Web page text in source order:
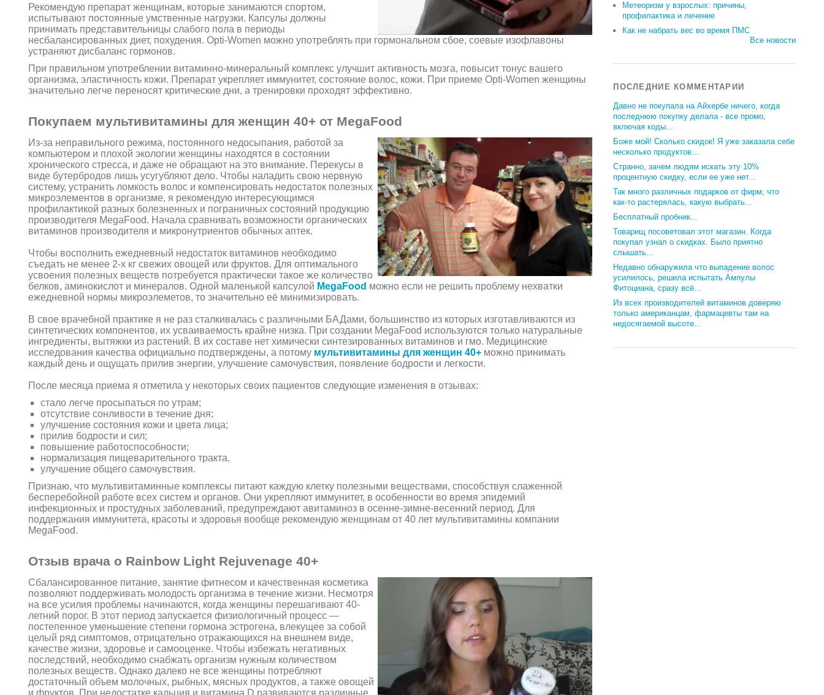
Рекомендую препарат женщинам, которые занимаются спортом,
испытывают постоянные умственные нагрузки. Капсулы должны
принимать представительницы слабого пола в периоды
несбалансированных диет, похудения. Opti-Women можно употреблять при гормональном сбое, соевые изофлавоны
устраняют дисбаланс гормонов.
При правильном употреблении витаминно-минеральный комплекс улучшит активность мозга, повысит тонус вашего
организма, эластичность кожи. Препарат укрепляет иммунитет, состояние волос, кожи. При приеме Opti-Women женщины
значительно легче переносят критические дни, а тренировки проходят эффективно.
Покупаем мультивитамины для женщин 40+ от MegaFood
Из-за неправильного режима, постоянного недосыпания, работой за
компьютером и плохой экологии женщины находятся в состоянии
хронического стресса, и даже не обращают на это внимание. Перекусы в
виде бутербродов лишь усугубляют дело. Чтобы наладить свою нервную
систему, устранить ломкость волос и компенсировать недостаток полезных
микроэлементов в организме, я рекомендую интересующимся
профилактикой разных болезненных и пограничных состояний продукцию
производителя MegaFood. Начала сравнивать возможности органических
витаминов производителя и микронутриентов обычных аптек.
Чтобы восполнить ежедневный недостаток витаминов необходимо
съедать не менее 2-х кг свежих овощей или фруктов. Для оптимального
усвоения полезных веществ потребуется практически такое же количество
белков, аминокислот и минералов. Одной маленькой капсулой MegaFood можно если не решить проблему нехватки
ежедневной нормы микроэлеметов, то значительно её минимизировать.
В свое врачебной практике я не раз сталкивалась с различными БАДами, большинство из которых изготавливаются из
синтетических компонентов, их усваиваемость крайне низка. При создании MegaFood используются только натуральные
ингредиенты, вытяжки из растений. В их составе нет химически синтезированных витаминов и гмо. Медицинские
исследования качества официально подтверждены, а потому мультивитамины для женщин 40+ можно принимать
каждый день и ощущать прилив энергии, улучшение самочувствия, появление бодрости и легкости.
После месяца приема я отметила у некоторых своих пациентов следующие изменения в отзывах:
стало легче просыпаться по утрам;
отсутствие сонливости в течение дня;
улучшение состояния кожи и цвета лица;
прилив бодрости и сил;
повышение работоспособности;
нормализация пищеварительного тракта.
улучшение общего самочувствия.
Признаю, что мультивитаминные комплексы питают каждую клетку полезными веществами, способствуя слаженной
бесперебойной работе всех систем и органов. Они укрепляют иммунитет, в особенности во время эпидемий
инфекционных и простудных заболеваний, предупреждают авитаминоз в осенне-зимне-весенний период. Для
поддержания иммунитета, красоты и здоровья вообще рекомендую женщинам от 40 лет мультивитамины компании
MegaFood.
Отзыв врача о Rainbow Light Rejuvenage 40+
Сбалансированное питание, занятие фитнесом и качественная косметика
позволяют поддерживать молодость организма в течение жизни. Несмотря
на все усилия проблемы начинаются, когда женщины перешагивают 40-
летний порог. В этот период запускается физиологичный процесс —
постепенное уменьшение степени гормона эстрогена, влекущее за собой
целый ряд симптомов, отрицательно отражающихся на внешнем виде,
качестве жизни, здоровье и самооценке. Чтобы избежать негативных
последствий, необходимо снабжать организм нужным количеством
полезных веществ. Однако далеко не все женщины потребляют
достаточный объем молочных, рыбных, мясных продуктов, а также овощей
и фруктов. При недостатке кальция и витамина D развиваются различные
Метеоризм у взрослых: причины,
профилактика и лечение
Как не набрать вес во время ПМС
Все новости
ПОСЛЕДНИЕ КОММЕНТАРИИ
Давно не покупала на Айхербе ничего, когда
последнюю покупку делала - все промо,
включая коды...
Боже мой! Сколько скидок! Я уже заказала себе
несколько продуктов...
Странно, зачем людям искать эту 10%
процентную скидку, если ее уже нет...
Так много различных подарков от фирм, что
как-то растерялась, какую выбрать...
Бесплатный пробник...
Товарищ посоветовал этот магазин. Когда
покупал узнал о скидках. Было приятно
слышать...
Недавно обнаружила что выпадение волос
усилилось, решила испытать Ампулы
Фитоциана, сразу всё...
Из всех производителей витаминов доверяю
только американцам, фармацевты там на
недосягаемой высоте...